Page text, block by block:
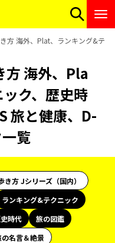
方 海外、Plat、ランキング&テ
方 海外、Pla
ク、歴史時
旅と健康、D-
覧
き方 Jシリーズ（国内）
ランキング&テクニック
時代
旅の図鑑
名言＆絶景